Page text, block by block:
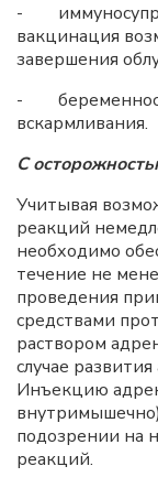
-
вакцинация
завершения
-
вскармливания.
С
Учитывая
реакций
необходимо
течение не
проведения
средствами
раствором
случае
Инъекцию
подозрении на
реакций.